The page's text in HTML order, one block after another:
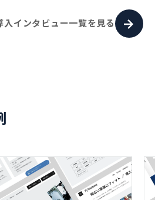
入インタビュー一覧を見る